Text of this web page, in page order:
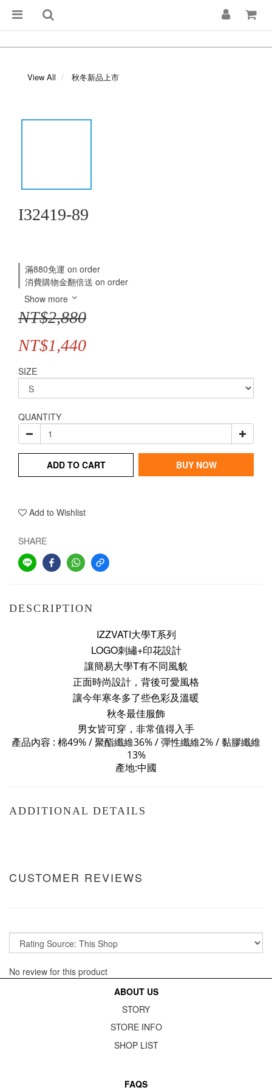
View All 秋冬新品上市
I32419-89
滿880免運 on order
消費購物金翻倍送 on order
Show more
NT$2,880
NT$1,440
SIZE
QUANTITY
ADD TO CART BUY NOW
Add to Wishlist
SHARE
DESCRIPTION
IZZVATI大學T系列
LOGO刺繡+印花設計
讓簡易大學T有不同風貌
正面時尚設計，背後可愛風格
讓今年寒冬多了些色彩及溫暖
秋冬最佳服飾
男女皆可穿，非常值得入手
產品內容 : 棉49% /聚酯纖維36% / 彈性纖維2%/ 黏膠纖維
13%
產地:中國
ADDITIONAL DETAILS
CUSTOMER REVIEWS
No review for this product
ABOUT US
STORY
STORE INFO
SHOP LIST
FAQS